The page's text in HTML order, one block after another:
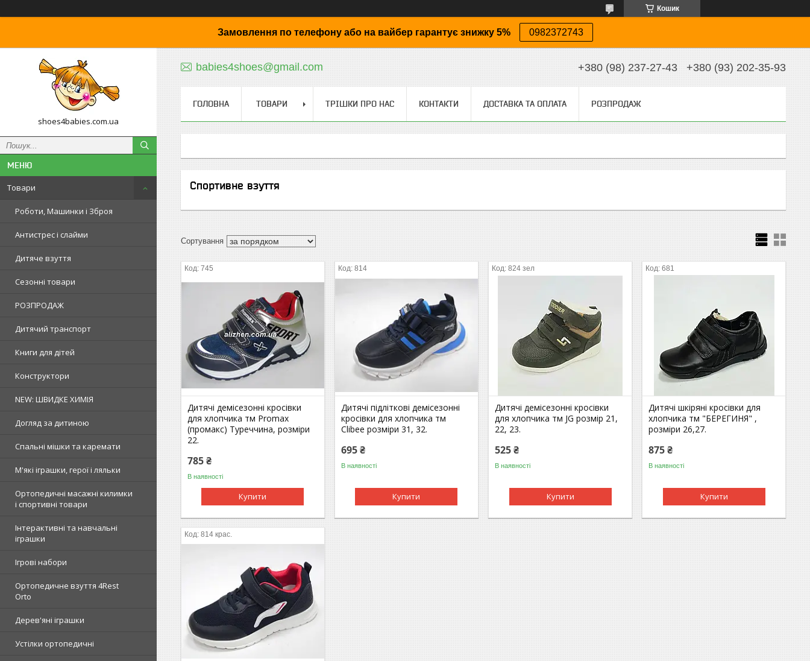
Кошик
Замовлення по телефону або на вайбер гарантує знижку 5% 0982372743
shoes4babies.com.ua
Товари
Роботи, Машинки і Зброя
Антистрес і слайми
Дитяче взуття
Сезонні товари
РОЗПРОДАЖ
Дитячий транспорт
Книги для дітей
Конструктори
NEW: ШВИДКЕ ХИМІЯ
Догляд за дитиною
Спальні мішки та каремати
М'які іграшки, герої і ляльки
Ортопедичні масажні килимки
і спортивні товари
Інтерактивні та навчальні
іграшки
Ігрові набори
Ортопедичне взуття 4Rest
Orto
Дерев'яні іграшки
Устілки ортопедичні
babies4shoes@gmail.com +380 (98) 237-27-43 +380 (93) 202-35-93
ГОЛОВНА ТОВАРИ ТРІШКИ ПРО НАС КОНТАКТИ ДОСТАВКА ТА ОПЛАТА РОЗПРОДАЖ
Спортивне взуття
745
Дитячі демісезонні кросівки
для хлопчика тм Promax
(промакс) Туреччина, розміри
22.
785 ₴
В наявності
Купити
814
Дитячі підліткові демісезонні
кросівки для хлопчика тм
Clibee розміри 31, 32.
695 ₴
В наявності
Купити
824 зел
Дитячі демісезонні кросівки
для хлопчика тм JG розмір 21,
22, 23.
525 ₴
В наявності
Купити
681
Дитячі шкіряні кросівки для
хлопчика тм "БЕРЕГИНЯ" ,
розміри 26,27.
875 ₴
В наявності
Купити
814 крас.